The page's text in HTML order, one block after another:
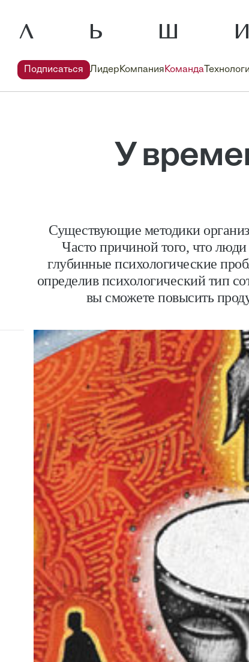
Подписаться ЛидерКомпанияКоманда
У
Существующие методики
Часто причиной того, что
глубинные психологические
определив психологический тип
вы сможете повысить